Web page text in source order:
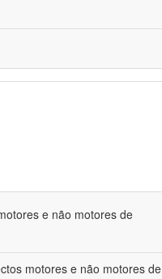
e não motores de
motores e não motores de